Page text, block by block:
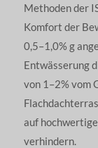
Methoden der
Komfort der
0,5–1,0% g
Entwässerung
von 1–2% vom
auf
verhindern.